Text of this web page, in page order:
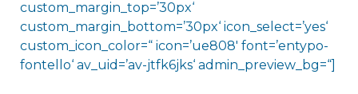
custom_margin_top=’30px‘
custom_margin_bottom=’30px‘ icon_select=’yes‘
custom_icon_color=“ icon=’ue808′ font=’entypo-
fontello‘ av_uid=’av-jtfk6jks‘ admin_preview_bg=“]